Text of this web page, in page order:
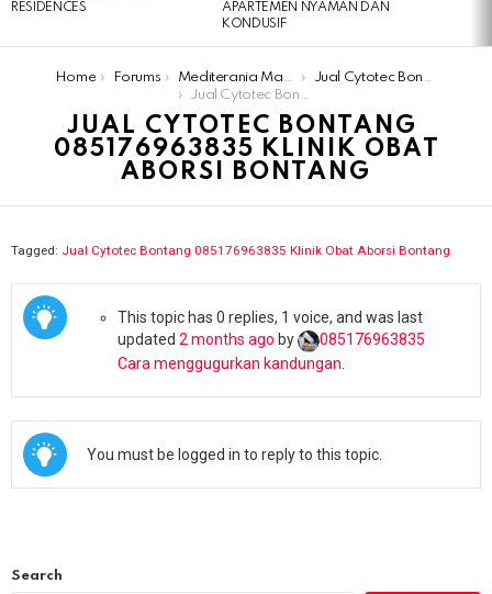
RESIDENCES
APARTEMEN NYAMAN DAN
KONDUSIF
You are here:
Home Forums Mediterania Marina Residences
Jual Cytotec Bontang ​​️085176963835​ Klinik Obat Aborsi Bontang
Jual Cytotec Bontang ​​️085176963835​ Klinik Obat Aborsi Bontang
JUAL CYTOTEC BONTANG ​​
️085176963835​ KLINIK OBAT
ABORSI BONTANG
Tagged: Jual Cytotec Bontang ​​️085176963835​ Klinik Obat Aborsi Bontang
This topic has 0 replies, 1 voice, and was last
updated 2 months ago by
085176963835​
Cara menggugurkan kandungan.
You must be logged in to reply to this topic.
Search